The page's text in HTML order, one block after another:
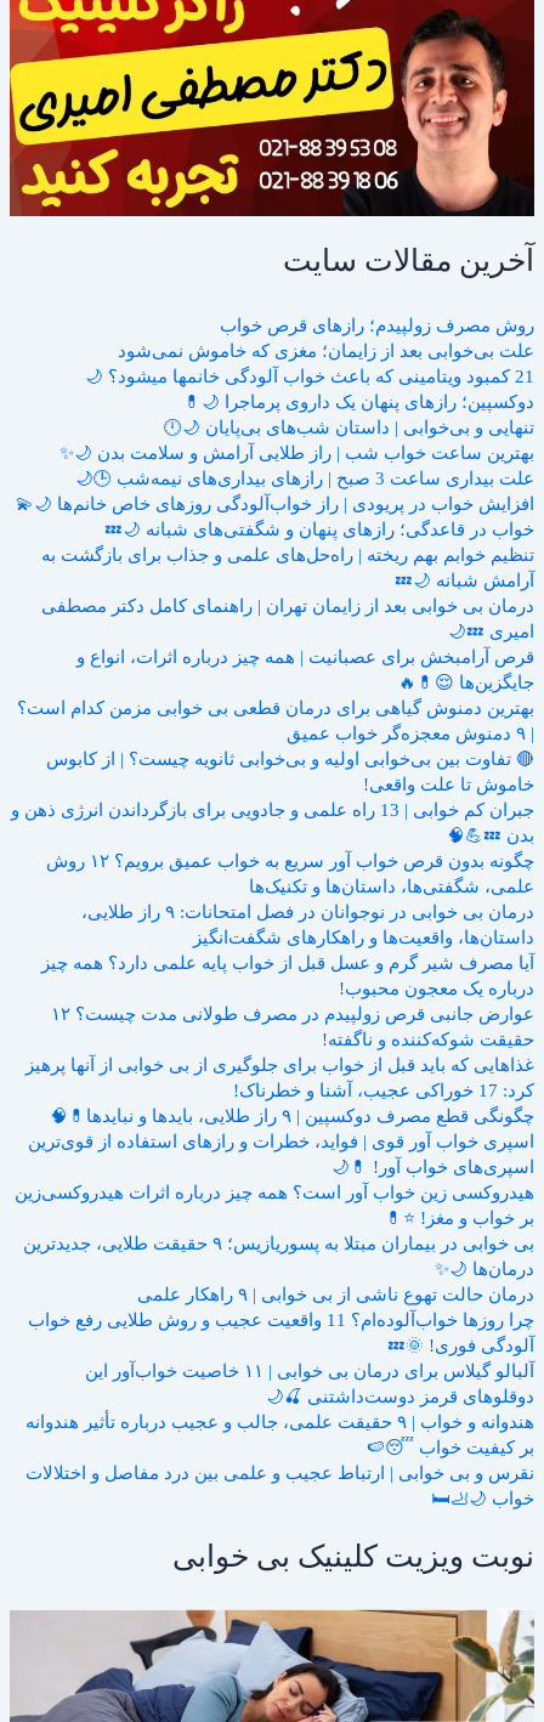
آخرین مقالات سایت
روش مصرف زولپیدم؛ رازهای قرص خواب
علت بی‌خوابی بعد از زایمان؛ مغزی که خاموش نمی‌شود
21 کمبود ویتامینی که باعث خواب آلودگی خانمها میشود؟ 🌙
دوکسپین؛ رازهای پنهان یک داروی پرماجرا 🌙💊
تنهایی و بی‌خوابی | داستان شب‌های بی‌پایان 🌙🕛
بهترین ساعت خواب شب | راز طلایی آرامش و سلامت بدن 🌙✨
علت بیداری ساعت 3 صبح | رازهای بیداری‌های نیمه‌شب 🕒🌙
افزایش خواب در پریودی | راز خواب‌آلودگی روزهای خاص خانم‌ها 🌙💫
خواب در قاعدگی؛ رازهای پنهان و شگفتی‌های شبانه 🌙💤
تنظیم خوابم بهم ریخته | راه‌حل‌های علمی و جذاب برای بازگشت به
آرامش شبانه 🌙💤
درمان بی خوابی بعد از زایمان تهران | راهنمای کامل دکتر مصطفی
امیری 💤🌙
قرص آرامبخش برای عصبانیت | همه چیز درباره اثرات، انواع و
جایگزین‌ها 😌💊🔥
بهترین دمنوش گیاهی برای درمان قطعی بی خوابی مزمن کدام است؟
| ۹ دمنوش معجزه‌گر خواب عمیق
🔴 تفاوت بین بی‌خوابی اولیه و بی‌خوابی ثانویه چیست؟ | از کابوس
خاموش تا علت واقعی!
جبران کم خوابی | 13 راه علمی و جادویی برای بازگرداندن انرژی ذهن و
بدن 💤💪🧠
چگونه بدون قرص خواب آور سریع به خواب عمیق برویم؟ ۱۲ روش
علمی، شگفتی‌ها، داستان‌ها و تکنیک‌ها
درمان بی خوابی در نوجوانان در فصل امتحانات: ۹ راز طلایی،
داستان‌ها، واقعیت‌ها و راهکارهای شگفت‌انگیز
آیا مصرف شیر گرم و عسل قبل از خواب پایه علمی دارد؟ همه چیز
درباره یک معجون محبوب!
عوارض جانبی قرص زولپیدم در مصرف طولانی مدت چیست؟ ۱۲
حقیقت شوکه‌کننده و ناگفته!
غذاهایی که باید قبل از خواب برای جلوگیری از بی خوابی از آنها پرهیز
کرد: 17 خوراکی عجیب، آشنا و خطرناک!
چگونگی قطع مصرف دوکسپین | ۹ راز طلایی، بایدها و نبایدها💊🧠
اسپری خواب آور قوی | فواید، خطرات و رازهای استفاده از قوی‌ترین
اسپری‌های خواب آور! 💊🌙
هیدروکسی زین خواب آور است؟ همه چیز درباره اثرات هیدروکسی‌زین
بر خواب و مغز! ⭐💊
بی خوابی در بیماران مبتلا به پسوریازیس؛ ۹ حقیقت طلایی، جدیدترین
درمان‌ها 🌙✨
درمان حالت تهوع ناشی از بی خوابی | ۹ راهکار علمی
چرا روزها خواب‌آلوده‌ام؟ 11 واقعیت عجیب و روش طلایی رفع خواب
آلودگی فوری! 🌞💤
آلبالو گیلاس برای درمان بی خوابی | ۱۱ خاصیت خواب‌آور این
دوقلوهای قرمز دوست‌داشتنی 🍒🌙
هندوانه و خواب | ۹ حقیقت علمی، جالب و عجیب درباره تأثیر هندوانه
بر کیفیت خواب 😴🍉
نقرس و بی خوابی | ارتباط عجیب و علمی بین درد مفاصل و اختلالات
خواب 🌙🦶🛏️
نوبت ویزیت کلینیک بی خوابی